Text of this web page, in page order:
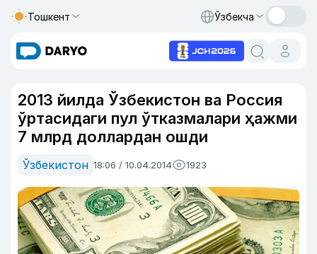
Тошкент Ўзбекча
2013 йилда Ўзбекистон ва Россия
ўртасидаги пул ўтказмалари ҳажми
7 млрд доллардан ошди
Ўзбекистон 18:06 / 10.04.2014 1923